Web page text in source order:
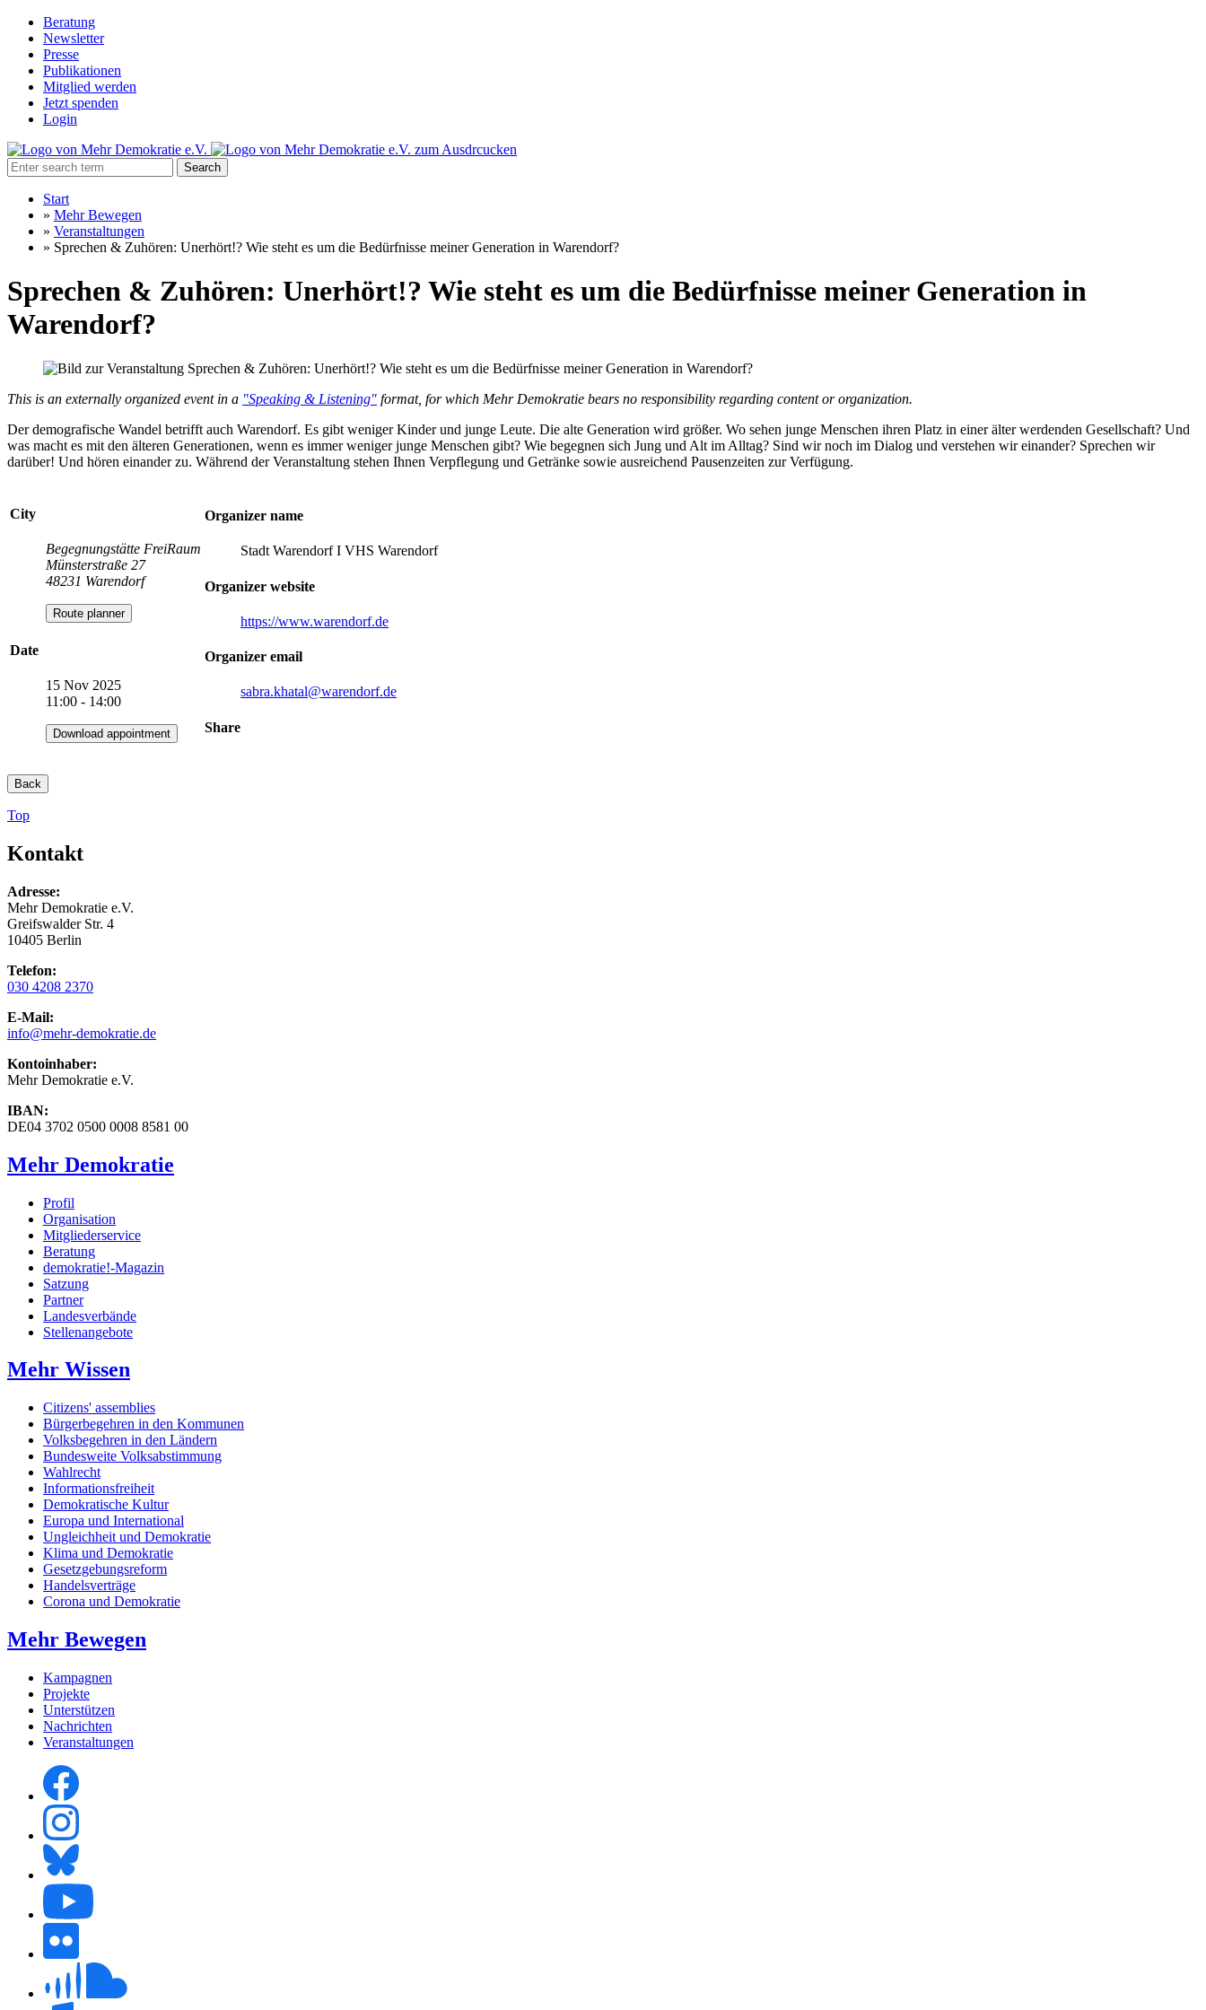
Beratung
Newsletter
Presse
Publikationen
Mitglied werden
Jetzt spenden
Login
Search
Start
» Mehr Bewegen
» Veranstaltungen
» Sprechen & Zuhören: Unerhört!? Wie steht es um die Bedürfnisse meiner Generation in Warendorf?
Sprechen & Zuhören: Unerhört!? Wie steht es um die Bedürfnisse meiner Generation in
Warendorf?
This is an externally organized event in a "Speaking & Listening" format, for which Mehr Demokratie bears no responsibility regarding content or organization.
Der demografische Wandel betrifft auch Warendorf. Es gibt weniger Kinder und junge Leute. Die alte Generation wird größer. Wo sehen junge Menschen ihren Platz in einer älter werdenden Gesellschaft? Und
was macht es mit den älteren Generationen, wenn es immer weniger junge Menschen gibt? Wie begegnen sich Jung und Alt im Alltag? Sind wir noch im Dialog und verstehen wir einander? Sprechen wir
darüber! Und hören einander zu. Während der Veranstaltung stehen Ihnen Verpflegung und Getränke sowie ausreichend Pausenzeiten zur Verfügung.
City
Begegnungstätte FreiRaum
Münsterstraße 27
48231 Warendorf
Route planner
Date
15 Nov 2025
11:00 - 14:00
Download appointment
Organizer name
Stadt Warendorf I VHS Warendorf
Organizer website
https://www.warendorf.de
Organizer email
sabra.khatal@warendorf.de
Share
Back
Top
Kontakt
Adresse:
Mehr Demokratie e.V.
Greifswalder Str. 4
10405 Berlin
Telefon:
030 4208 2370
E-Mail:
info@mehr-demokratie.de
Kontoinhaber:
Mehr Demokratie e.V.
IBAN:
DE04 3702 0500 0008 8581 00
Mehr Demokratie
Profil
Organisation
Mitgliederservice
Beratung
demokratie!-Magazin
Satzung
Partner
Landesverbände
Stellenangebote
Mehr Wissen
Citizens' assemblies
Bürgerbegehren in den Kommunen
Volksbegehren in den Ländern
Bundesweite Volksabstimmung
Wahlrecht
Informationsfreiheit
Demokratische Kultur
Europa und International
Ungleichheit und Demokratie
Klima und Demokratie
Gesetzgebungsreform
Handelsverträge
Corona und Demokratie
Mehr Bewegen
Kampagnen
Projekte
Unterstützen
Nachrichten
Veranstaltungen